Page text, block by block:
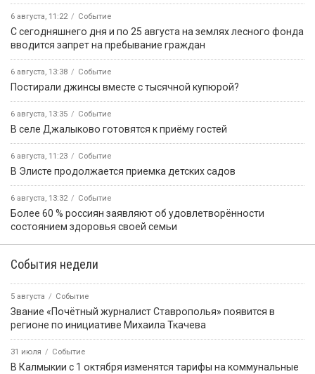
6 августа, 11:22 Событие
С сегодняшнего дня и по 25 августа на землях лесного фонда
вводится запрет на пребывание граждан
6 августа, 13:38 Событие
Постирали джинсы вместе с тысячной купюрой?
6 августа, 13:35 Событие
В селе Джалыково готовятся к приёму гостей
6 августа, 11:23 Событие
В Элисте продолжается приемка детских садов
6 августа, 13:32 Событие
Более 60 % россиян заявляют об удовлетворённости
состоянием здоровья своей семьи
События недели
5 августа Событие
Звание «Почётный журналист Ставрополья» появится в
регионе по инициативе Михаила Ткачева
31 июля Событие
В Калмыкии с 1 октября изменятся тарифы на коммунальные